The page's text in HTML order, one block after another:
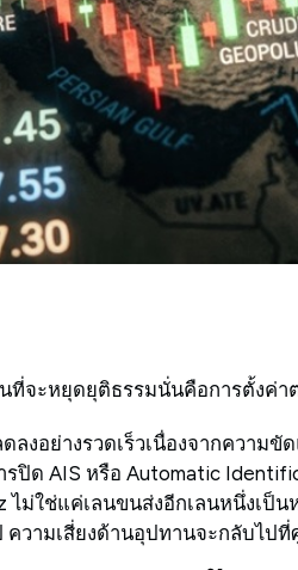
ที่จะหยุดยุติธรรมนั่นคือการตั้งค่า
ลงอย่างรวดเร็วเนื่องจากความ
รปิด AIS หรือ Automatic
ไม่ใช่แค่เลนขนส่งอีกเลนหนึ่งเ
ความเสี่ยงด้านอุปทานจะกลับไป